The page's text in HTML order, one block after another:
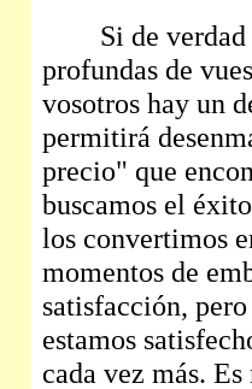
Si de verdad
profundas de
vosotros hay un
permitirá
precio" que
buscamos el
los convertimos
momentos de
satisfacción,
estamos
cada vez más.